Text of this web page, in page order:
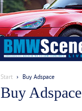
Start Buy Adspace
Buy Adspace